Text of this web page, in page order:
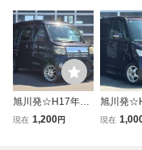
旭川発☆H17年！
ダイハツ アトレ
現在 1,200円
旭川発
ニッサン
現在